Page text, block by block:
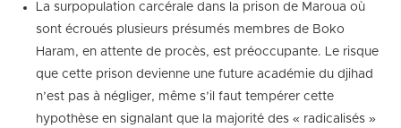
La surpopulation carcérale dans la prison de Maroua où
sont écroués plusieurs présumés membres de Boko
Haram, en attente de procès, est préoccupante. Le risque
que cette prison devienne une future académie du djihad
n’est pas à négliger, même s’il faut tempérer cette
hypothèse en signalant que la majorité des « radicalisés »